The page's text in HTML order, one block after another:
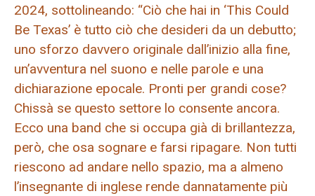
2024, sottolineando: “Ciò che hai in ‘This Could
Be Texas’ è tutto ciò che desideri da un debutto;
uno sforzo davvero originale dall’inizio alla fine,
un’avventura nel suono e nelle parole e una
dichiarazione epocale. Pronti per grandi cose?
Chissà se questo settore lo consente ancora.
Ecco una band che si occupa già di brillantezza,
però, che osa sognare e farsi ripagare. Non tutti
riescono ad andare nello spazio, ma a almeno
l’insegnante di inglese rende dannatamente più